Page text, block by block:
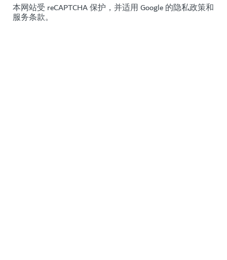
本网站受 reCAPTCHA 保护，并适用 Google 的隐私政策和
服务条款。